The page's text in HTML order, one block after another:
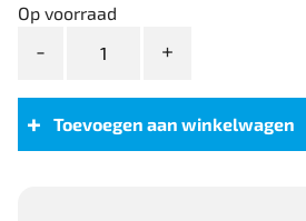
Op voorraad
Steel
&
Toevoegen aan winkelwagen